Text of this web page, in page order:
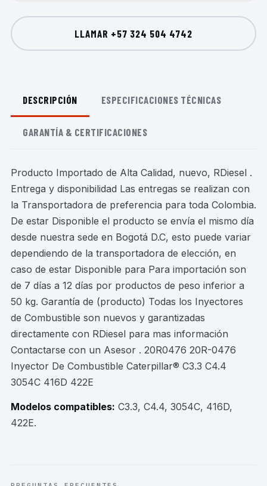
LLAMAR +57 324 504 4742
DESCRIPCIÓN ESPECIFICACIONES TÉCNICAS
GARANTÍA & CERTIFICACIONES
Producto Importado de Alta Calidad, nuevo, RDiesel .
Entrega y disponibilidad Las entregas se realizan con
la Transportadora de preferencia para toda Colombia.
De estar Disponible el producto se envía el mismo día
desde nuestra sede en Bogotá D.C, esto puede variar
dependiendo de la transportadora de elección, en
caso de estar Disponible para Para importación son
de 7 días a 12 días por productos de peso inferior a
50 kg. Garantía de (producto) Todas los Inyectores
de Combustible son nuevos y garantizadas
directamente con RDiesel para mas información
Contactarse con un Asesor . 20R0476 20R-0476
Inyector De Combustible Caterpillar® C3.3 C4.4
3054C 416D 422E
Modelos compatibles: C3.3, C4.4, 3054C, 416D,
422E.